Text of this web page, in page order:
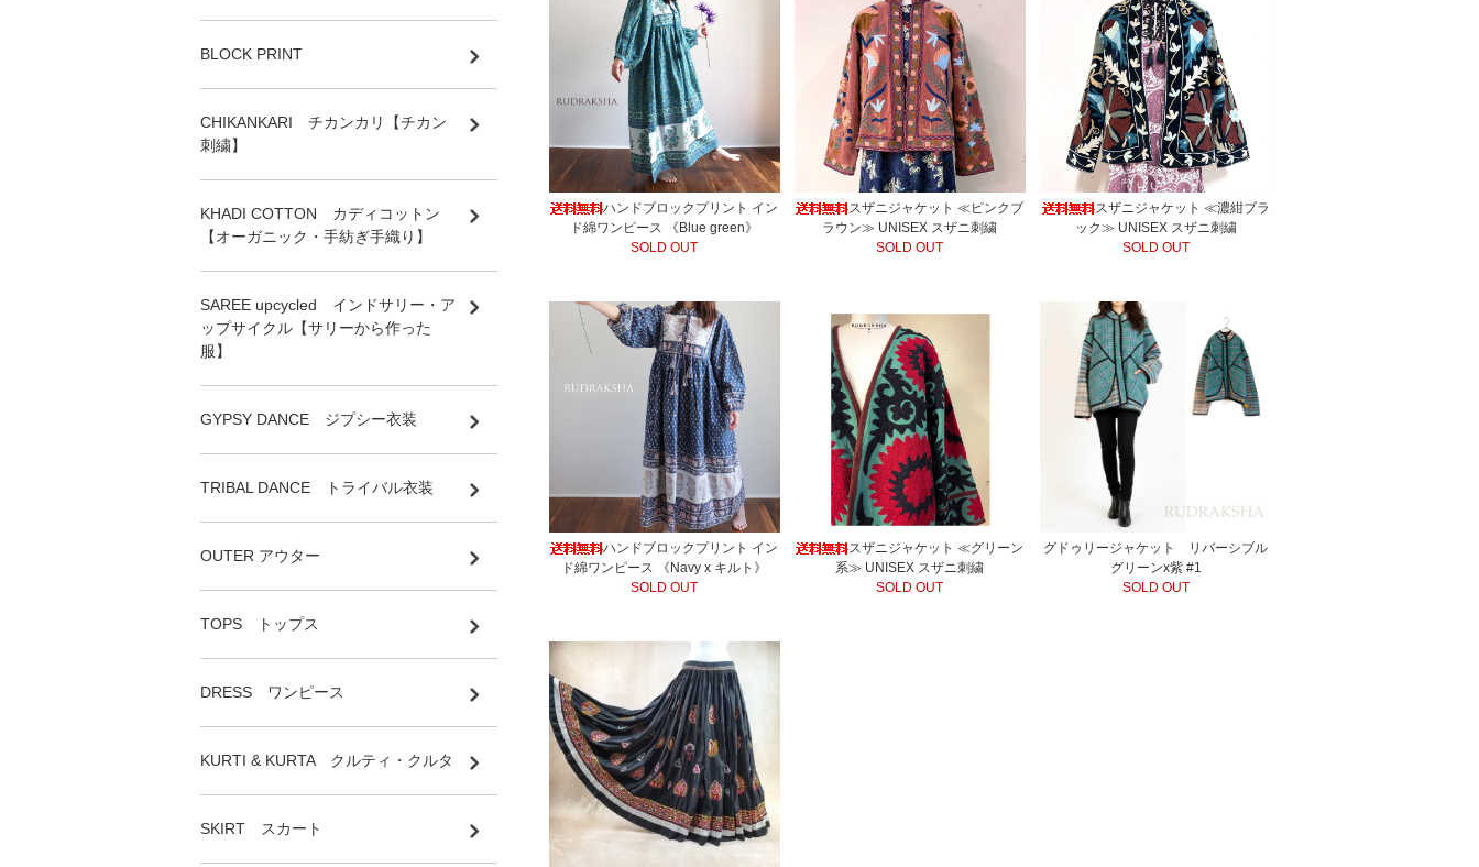
ハンドブロックプリント イン
ド綿ワンピース 《Blue green》
SOLD OUT
スザニジャケット ≪ピンクブ
ラウン≫ UNISEX スザニ刺繍
SOLD OUT
スザニジャケット ≪濃紺ブラ
ック≫ UNISEX スザニ刺繍
SOLD OUT
ハンドブロックプリント イン
ド綿ワンピース 《Navy x キルト》
SOLD OUT
スザニジャケット ≪グリーン
系≫ UNISEX スザニ刺繍
SOLD OUT
グドゥリージャケット リバーシブル
グリーンx紫 #1
SOLD OUT
BLOCK PRINT
CHIKANKARI チカンカリ【チカン
刺繍】
KHADI COTTON カディコットン
【オーガニック・手紡ぎ手織り】
SAREE upcycled インドサリー・ア
ップサイクル【サリーから作った
服】
GYPSY DANCE ジプシー衣装
TRIBAL DANCE トライバル衣装
OUTER アウター
TOPS トップス
DRESS ワンピース
KURTI & KURTA クルティ・クルタ
SKIRT スカート